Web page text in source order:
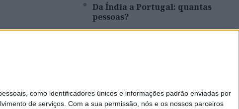
como identificadores únicos e informações padrão enviadas por
de serviços. Com a sua permissão, nós e os nossos parceiros
Da Índia a Portugal: quantas
pessoas?
Alberto Cupeto